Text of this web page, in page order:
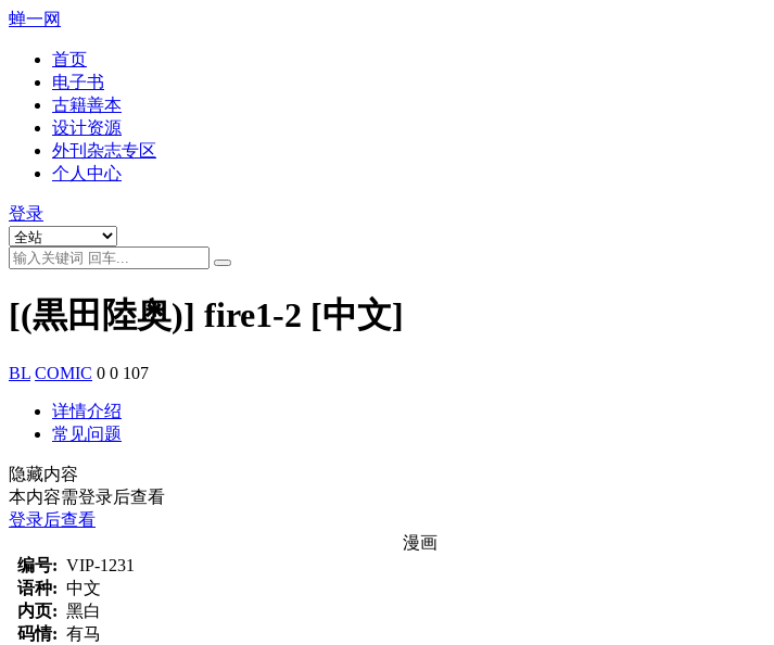
蝉一网
首页
电子书
古籍善本
设计资源
外刊杂志专区
个人中心
登录
[(黒田陸奥)] fire1-2 [中文]
BL COMIC 0 0 107
详情介绍
常见问题
隐藏内容
本内容需登录后查看
登录后查看
漫画
编号: VIP-1231
语种: 中文
内页: 黑白
码情: 有马